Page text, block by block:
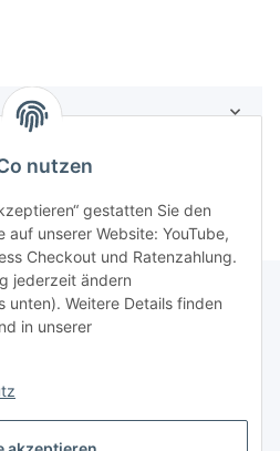
nutzen
gestatten Sie den
auf unserer Website: YouTube,
Checkout und Ratenzahlung.
jederzeit ändern
unten). Weitere Details finden
in unserer